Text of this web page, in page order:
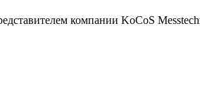
компании KoCoS